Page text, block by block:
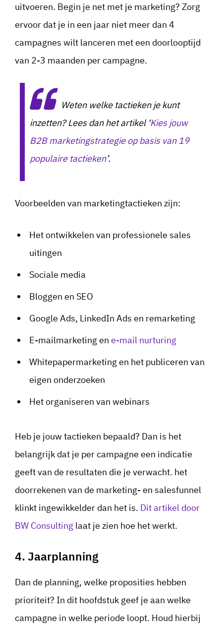
uitvoeren. Begin je net met je marketing? Zorg
ervoor dat je in een jaar niet meer dan 4
campagnes wilt lanceren met een doorlooptijd
van 2-3 maanden per campagne.
Weten welke tactieken je kunt
inzetten? Lees dan het artikel ‘Kies jouw
B2B marketingstrategie op basis van 19
populaire tactieken’.
Voorbeelden van marketingtactieken zijn:
Het ontwikkelen van professionele sales
uitingen
Sociale media
Bloggen en SEO
Google Ads, LinkedIn Ads en remarketing
E-mailmarketing en e-mail nurturing
Whitepapermarketing en het publiceren van
eigen onderzoeken
Het organiseren van webinars
Heb je jouw tactieken bepaald? Dan is het
belangrijk dat je per campagne een indicatie
geeft van de resultaten die je verwacht. het
doorrekenen van de marketing- en salesfunnel
klinkt ingewikkelder dan het is. Dit artikel door
BW Consulting laat je zien hoe het werkt.
4. Jaarplanning
Dan de planning, welke proposities hebben
prioriteit? In dit hoofdstuk geef je aan welke
campagne in welke periode loopt. Houd hierbij